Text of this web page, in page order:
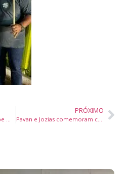
Balneário Camboriú recebe maior encontro do varejo nacional
PRÓXIMO
Pavan e Jozias comemoram crescimento da campanha política